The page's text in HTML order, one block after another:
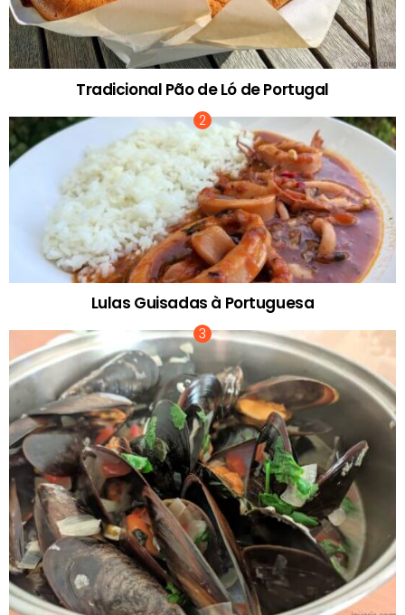
Tradicional Pão de Ló de Portugal
Lulas Guisadas à Portuguesa